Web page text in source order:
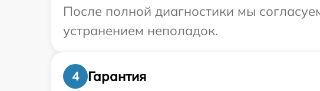
После полной диагностики мы
устранением неполадок.
4
Гарантия